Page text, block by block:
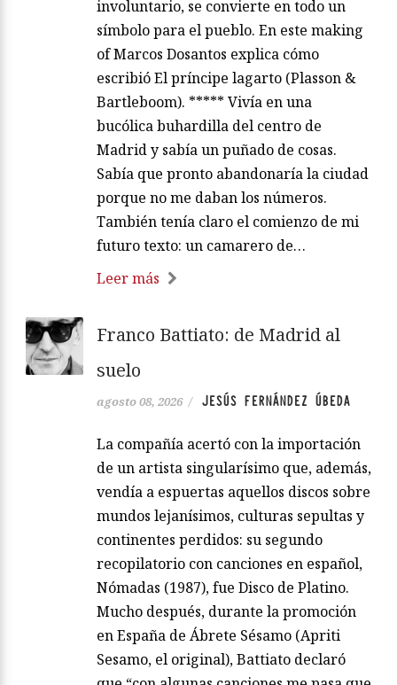
involuntario, se convierte en todo un
símbolo para el pueblo. En este making
of Marcos Dosantos explica cómo
escribió El príncipe lagarto (Plasson &
Bartleboom). ***** Vivía en una
bucólica buhardilla del centro de
Madrid y sabía un puñado de cosas.
Sabía que pronto abandonaría la ciudad
porque no me daban los números.
También tenía claro el comienzo de mi
futuro texto: un camarero de…
Leer más
Franco Battiato: de Madrid al
suelo
agosto 08, 2026 / JESÚS FERNÁNDEZ ÚBEDA
La compañía acertó con la importación
de un artista singularísimo que, además,
vendía a espuertas aquellos discos sobre
mundos lejanísimos, culturas sepultas y
continentes perdidos: su segundo
recopilatorio con canciones en español,
Nómadas (1987), fue Disco de Platino.
Mucho después, durante la promoción
en España de Ábrete Sésamo (Apriti
Sesamo, el original), Battiato declaró